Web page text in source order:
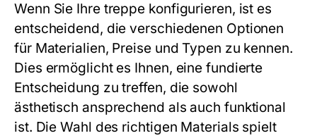
Wenn Sie Ihre treppe konfigurieren, ist es
entscheidend, die verschiedenen Optionen
für Materialien, Preise und Typen zu kennen.
Dies ermöglicht es Ihnen, eine fundierte
Entscheidung zu treffen, die sowohl
ästhetisch ansprechend als auch funktional
ist. Die Wahl des richtigen Materials spielt